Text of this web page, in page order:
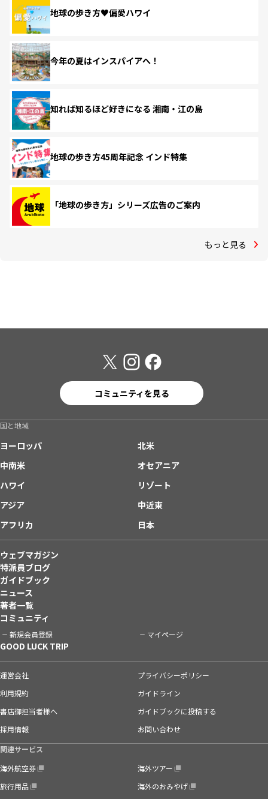
地球の歩き方♥偏愛ハワイ
今年の夏はインスパイアへ！
知れば知るほど好きになる 湘南・江の島
地球の歩き方45周年記念 インド特集
「地球の歩き方」シリーズ広告のご案内
もっと見る
コミュニティを見る
国と地域
ヨーロッパ
北米
中南米
オセアニア
ハワイ
リゾート
アジア
中近東
アフリカ
日本
ウェブマガジン
特派員ブログ
ガイドブック
ニュース
著者一覧
コミュニティ
新規会員登録 マイページ
GOOD LUCK TRIP
運営会社
プライバシーポリシー
利用規約
ガイドライン
書店御担当者様へ
ガイドブックに投稿する
採用情報
お問い合わせ
関連サービス
海外航空券
海外ツアー
旅行用品
海外のおみやげ